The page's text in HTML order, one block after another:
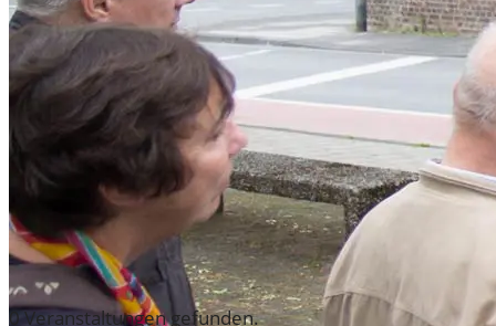
BEITRÄGE 2024
BEITRÄGE 2023
BEITRÄGE 2022
BEITRÄGE 2021
BEITRÄGE 2020
ÄLTERE BEITRÄGE
VERANSTALTUNGEN
0 Veranstaltungen gefunden.